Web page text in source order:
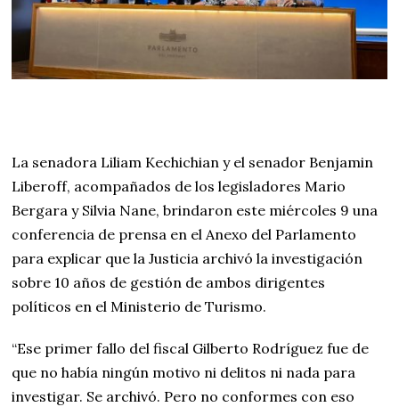
La senadora Liliam Kechichian y el senador Benjamin
Liberoff, acompañados de los legisladores Mario
Bergara y Silvia Nane, brindaron este miércoles 9 una
conferencia de prensa en el Anexo del Parlamento
para explicar que la Justicia archivó la investigación
sobre 10 años de gestión de ambos dirigentes
políticos en el Ministerio de Turismo.
“Ese primer fallo del fiscal Gilberto Rodríguez fue de
que no había ningún motivo ni delitos ni nada para
investigar. Se archivó. Pero no conformes con eso